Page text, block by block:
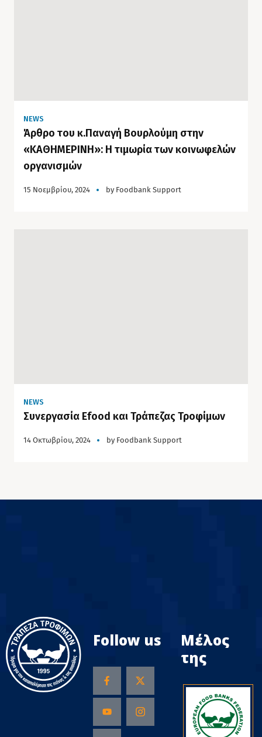
NEWS
Άρθρο του κ.Παναγή Βουρλούμη στην
«ΚΑΘΗΜΕΡΙΝΗ»: Η τιμωρία των κοινωφελών
οργανισμών
15 Νοεμβρίου, 2024 by Foodbank Support
NEWS
Συνεργασία Efood και Τράπεζας Τροφίμων
14 Οκτωβρίου, 2024 by Foodbank Support
Follow us
Μέλος
της